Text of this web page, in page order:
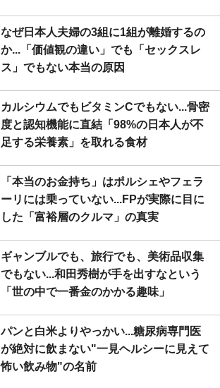
なぜ日本人夫婦の3組に1組が離婚するの
か...「価値観の違い」でも「セックスレ
ス」でもない本当の原因
カルシウムでもビタミンCでもない...骨密
度と認知機能に直結「98%の日本人が不
足する栄養素」を取れる食材
「本当のお金持ち」はポルシェやフェラ
ーリには乗っていない...FPが実際に目に
した「富裕層のクルマ」の真実
ギャンブルでも、旅行でも、美術品収集
でもない...和田秀樹が手を出すなという
「世の中で一番金のかかる趣味」
パンと白米よりやっかい...糖尿病専門医
が絶対に飲まない"一見ヘルシーに見えて
怖い飲み物"の名前